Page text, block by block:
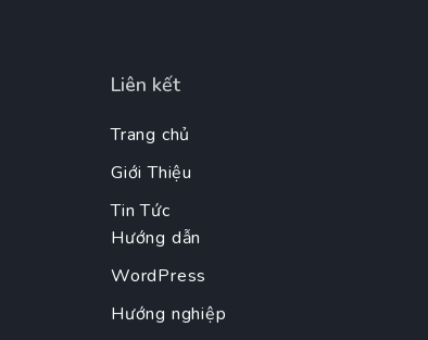
Liên kết
Trang chủ
Giới Thiệu
Tin Tức
Hướng dẫn
WordPress
Hướng nghiệp